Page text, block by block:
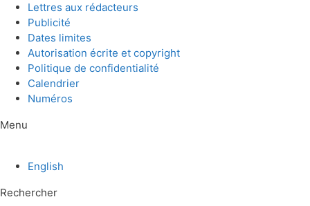
Lettres aux rédacteurs
Publicité
Dates limites
Autorisation écrite et copyright
Politique de confidentialité
Calendrier
Numéros
Menu
English
Rechercher